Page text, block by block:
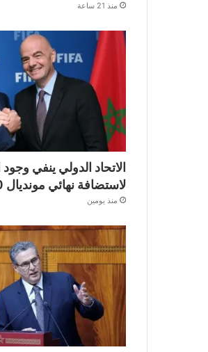
منذ 21 ساعة
الاتحاد الدولي ينفي
لاستضافة نهائي مونديال 2030
منذ يومين